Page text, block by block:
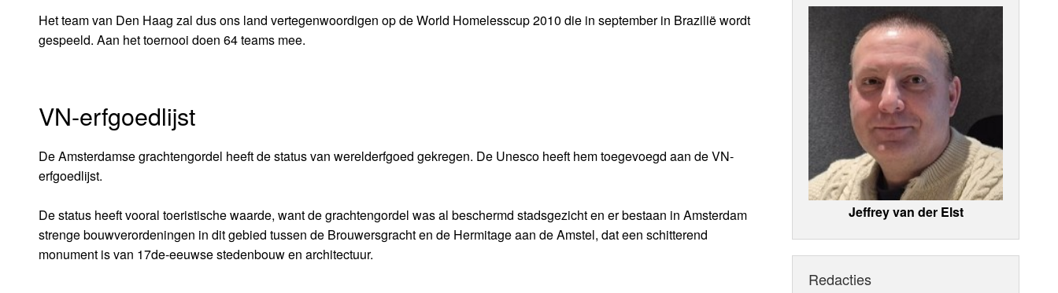
Het team van Den Haag zal dus ons land vertegenwoordigen op de World Homelesscup 2010 die in september in Brazilië wordt
gespeeld. Aan het toernooi doen 64 teams mee.
VN-erfgoedlijst
De Amsterdamse grachtengordel heeft de status van werelderfgoed gekregen. De Unesco heeft hem toegevoegd aan de VN-
erfgoedlijst.
De status heeft vooral toeristische waarde, want de grachtengordel was al beschermd stadsgezicht en er bestaan in Amsterdam
strenge bouwverordeningen in dit gebied tussen de Brouwersgracht en de Hermitage aan de Amstel, dat een schitterend
monument is van 17de-eeuwse stedenbouw en architectuur.
Jeffrey van der Elst
Redacties